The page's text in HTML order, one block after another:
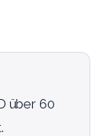
über 60